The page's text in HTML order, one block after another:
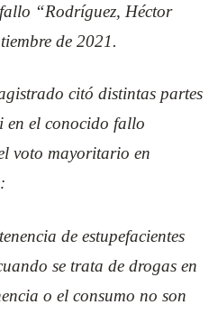
“Rodríguez, Héctor
de 2021.
citó distintas partes
en el conocido fallo
voto mayoritario en
de estupefacientes
se trata de drogas en
o el consumo no son